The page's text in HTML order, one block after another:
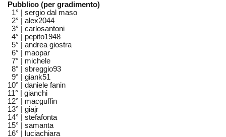
Pubblico (per gradimento)
1° | sergio dal maso
2° | alex2044
3° | carlosantoni
4° | pepito1948
5° | andrea giostra
6° | maopar
7° | michele
8° | sbreggio93
9° | giank51
10° | daniele fanin
11° | gianchi
12° | macguffin
13° | giajr
14° | stefafonta
15° | samanta
16° |
luciachiara